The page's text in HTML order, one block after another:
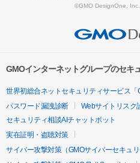
©GMO DesignOne, Inc.
GMOインターネットグループのセキ
世界初総合ネットセキュリティサービス「
パスワード漏洩診断
Webサイトリスク
セキュリティ相談AIチャットボット
実在証明・盗聴対策
サイバー攻撃対策（GMOサイバーセキュリ